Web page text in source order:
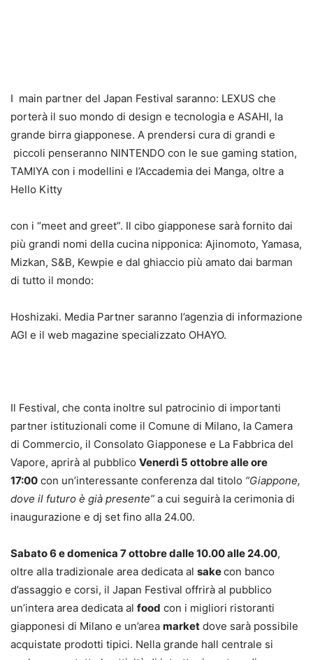
I main partner del Japan Festival saranno: LEXUS che
porterà il suo mondo di design e tecnologia e ASAHI, la
grande birra giapponese. A prendersi cura di grandi e
piccoli penseranno NINTENDO con le sue gaming station,
TAMIYA con i modellini e l’Accademia dei Manga, oltre a
Hello Kitty
con i “meet and greet”. Il cibo giapponese sarà fornito dai
più grandi nomi della cucina nipponica: Ajinomoto, Yamasa,
Mizkan, S&B, Kewpie e dal ghiaccio più amato dai barman
di tutto il mondo:
Hoshizaki. Media Partner saranno l’agenzia di informazione
AGI e il web magazine specializzato OHAYO.
Il Festival, che conta inoltre sul patrocinio di importanti
partner istituzionali come il Comune di Milano, la Camera
di Commercio, il Consolato Giapponese e La Fabbrica del
Vapore, aprirà al pubblico Venerdì 5 ottobre alle ore
17:00 con un’interessante conferenza dal titolo “Giappone,
dove il futuro è già presente” a cui seguirà la cerimonia di
inaugurazione e dj set fino alla 24.00.
Sabato 6 e domenica 7 ottobre dalle 10.00 alle 24.00,
oltre alla tradizionale area dedicata al sakecon banco
d’assaggio e corsi, il Japan Festival offrirà al pubblico
un’intera area dedicata al food con i migliori ristoranti
giapponesi di Milano e un’area market dove sarà possibile
acquistate prodotti tipici. Nella grande hall centrale si